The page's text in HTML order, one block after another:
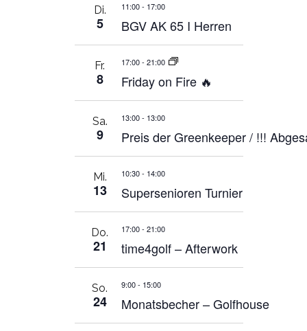
Di.
5
11:00- 17:00
BGV AK 65 I Herren
Fr.
8
17:00- 21:00
Friday on Fire 🔥
Sa.
9
13:00- 13:00
Preis der Greenkeeper / !!!
Mi.
13
10:30- 14:00
Supersenioren Turnier
Do.
21
17:00- 21:00
time4golf – Afterwork
So.
24
9:00- 15:00
Monatsbecher – Golfhouse